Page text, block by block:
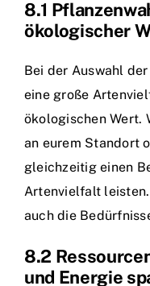
8.1
ökologischer
Bei der Auswahl
eine große
ökologischen Wert.
an eurem Standort
gleichzeitig einen
Artenvielfalt
auch die
8.2
und Energie